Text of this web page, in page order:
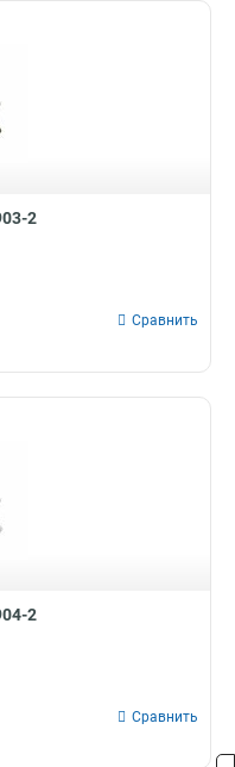
2
Сравнить
2
Сравнить